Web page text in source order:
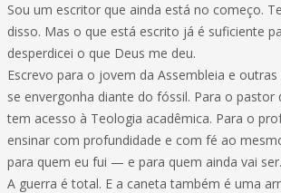
Sou um escritor que ainda está no começo.
disso. Mas o que está escrito já é suficiente
desperdicei o que Deus me deu.
Escrevo para o jovem da Assembleia e
se envergonha diante do fóssil. Para o pastor
tem acesso à Teologia acadêmica. Para o
ensinar com profundidade e com fé ao
para quem eu fui — e para quem ainda vai ser.
A guerra é total. E a caneta também é uma